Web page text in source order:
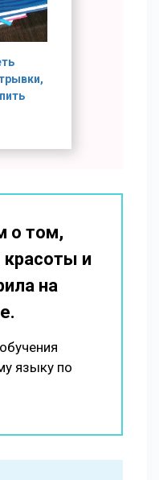
о том,
красоты и
на
языку по